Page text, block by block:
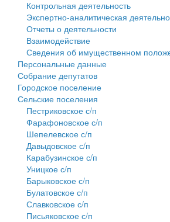
Сельские поселения
Контрольная деятельность
Экспертно-аналитическая
Отчеты о деятельности
Взаимодействие
Сведения об имущественном
Персональные данные
Собрание депутатов
Городское поселение
Сельские поселения
Пестриковское с/п
Фарафоновское с/п
Шепелевское с/п
Давыдовское с/п
Карабузинское с/п
Уницкое с/п
Барыковское с/п
Булатовское с/п
Славковское с/п
Письяковское с/п